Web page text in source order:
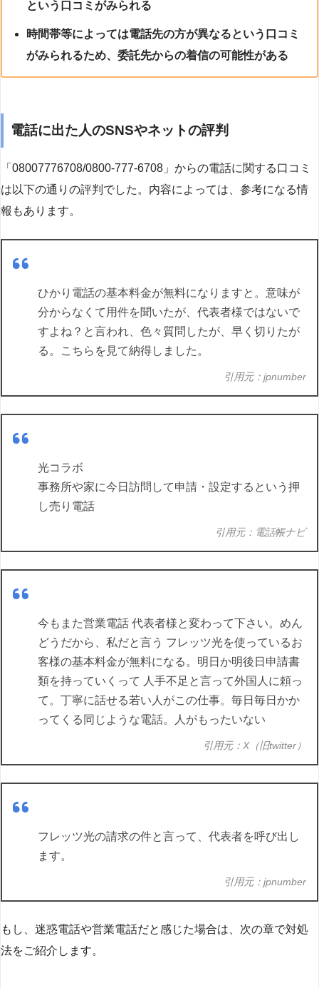
という口コミがみられる
時間帯等によっては電話先の方が異なるという口コミ
がみられるため、委託先からの着信の可能性がある
電話に出た人のSNSやネットの評判
「08007776708/0800-777-6708」からの電話に関する口コミ
は以下の通りの評判でした。内容によっては、参考になる情
報もあります。
ひかり電話の基本料金が無料になりますと。意味が
分からなくて用件を聞いたが、代表者様ではないで
すよね？と言われ、色々質問したが、早く切りたが
る。こちらを見て納得しました。
引用元：jpnumber
光コラボ
事務所や家に今日訪問して申請・設定するという押
し売り電話
引用元：電話帳ナビ
今もまた営業電話 代表者様と変わって下さい。めん
どうだから、私だと言う フレッツ光を使っているお
客様の基本料金が無料になる。明日か明後日申請書
類を持っていくって 人手不足と言って外国人に頼っ
て。丁寧に話せる若い人がこの仕事。毎日毎日かか
ってくる同じような電話。人がもったいない
引用元：X（旧twitter）
フレッツ光の請求の件と言って、代表者を呼び出し
ます。
引用元：jpnumber
もし、迷惑電話や営業電話だと感じた場合は、次の章で対処
法をご紹介します。